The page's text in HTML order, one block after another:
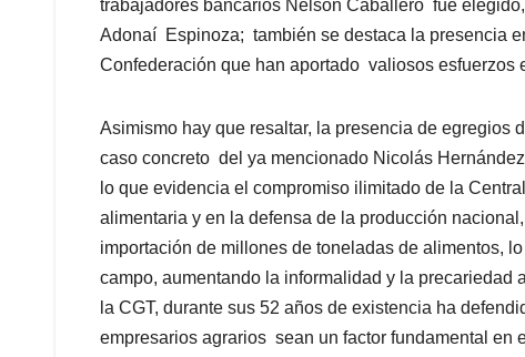
trabajadores bancarios Nelson Caballero fue
Adonaí Espinoza; también se destaca la presencia
Confederación que han aportado valiosos esfuerzos
Asimismo hay que resaltar, la presencia de egregios
caso concreto del ya mencionado Nicolás
lo que evidencia el compromiso ilimitado de la
alimentaria y en la defensa de la producción
importación de millones de toneladas de alimentos,
campo, aumentando la informalidad y la
la CGT, durante sus 52 años de existencia ha
empresarios agrarios sean un factor fundamental en